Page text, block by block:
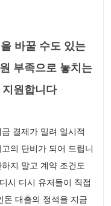
바꿀 수도 있는
부족으로 놓치는
원합니다
결제가 밀려 일시적
의 단비가 되어 드립니
지 말고 계약 조건도
시 디시 유저들이 직접
돈 대출의 정석을 지금